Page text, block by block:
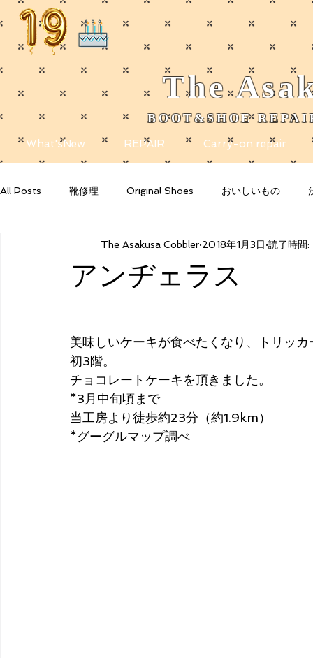
The
​BOOT&SHOE
What'sNew REPAIR Carry-on repair
All Posts 靴修理 Original Shoes おいしいもの
Your Community Blogging Tips
アンヂェラス
The Asakusa Cobbler 2018年1月3日 読了時間:
美味しいケーキが食べたくなり、トリッ
初3階。
チョコレートケーキを頂きました。
*3月中旬頃まで
当工房より徒歩約23分（約1.9km）
*グーグルマップ調べ